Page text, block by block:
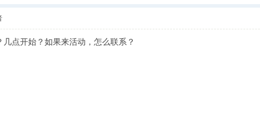
点开始？如果来活动，怎么联系？